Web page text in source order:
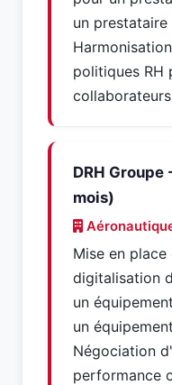
un prestataire
politiques RH
collaborateurs
DRH
mois)
Mise en place
digitalisation
un
un
Négociation
performance